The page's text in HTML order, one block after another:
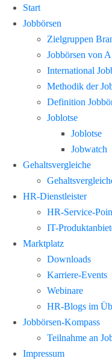
Start
Jobbörsen
Zielgruppen
Jobbörsen von
International
Methodik der
Definition
Joblotse
Joblotse
Jobwatch
Gehaltsvergleiche
HR-Dienstleister
HR-Service-
IT-
Marktplatz
Downloads
Karriere-Events
Webinare
HR-Blogs im
Jobbörsen-Kompass
Teilnahme an
Impressum